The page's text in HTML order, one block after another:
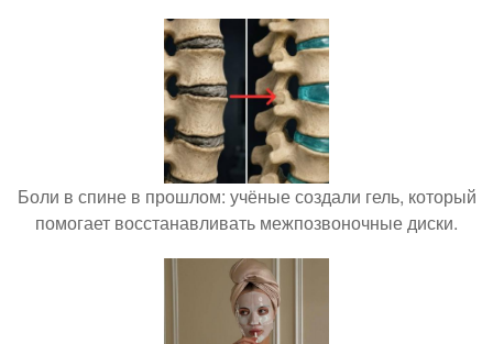
Боли в спине в прошлом: учёные создали гель, который
помогает восстанавливать межпозвоночные диски.